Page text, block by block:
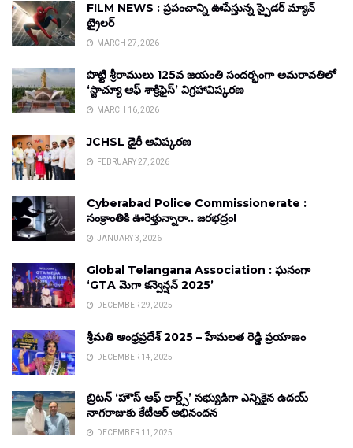
FILM NEWS : ప్రపంచాన్ని ఊపేస్తున్న స్పైడర్ మ్యాన్
ట్రైలర్
MARCH 27, 2026
పొట్టి శ్రీరాములు 125వ జయంతి సందర్భంగా అమరావతిలో
‘స్టాచ్యూ ఆఫ్ శాక్రిఫైస్’ విగ్రహావిష్కరణ
MARCH 16, 2026
JCHSL డైరీ ఆవిష్కరణ
FEBRUARY 27, 2026
Cyberabad Police Commissionerate :
సంక్రాంతికి ఊరెళ్తున్నారా.. జరభద్రం!
JANUARY 3, 2026
Global Telangana Association : ఘనంగా
‘GTA మెగా కన్వెన్షన్ 2025’
DECEMBER 29, 2025
శ్రీమతి ఆంధ్రప్రదేశ్ 2025 – హేమలత రెడ్డి ప్రయాణం
DECEMBER 14, 2025
బ్రిటన్ ‘హౌస్ ఆఫ్ లార్డ్స్’ సభ్యుడిగా ఎన్నికైన ఉదయ్
నాగరాజుకు కేటీఆర్ అభినందన
DECEMBER 11, 2025